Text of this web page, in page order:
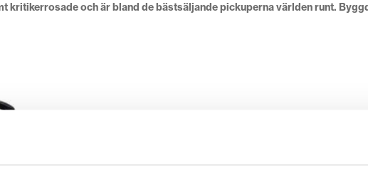
och är bland de bästsäljande pickuperna världen runt.